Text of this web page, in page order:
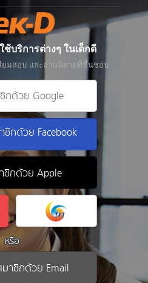
บริการต่างๆ ในเด็กดี
ยมสอบ และอ่านนิยายที่ชื่นชอบ
กด้วย Google
กด้วย Facebook
ชิกด้วย Apple
หรือ
าชิกด้วย Email